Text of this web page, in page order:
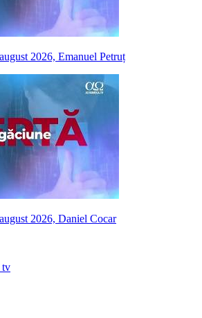
2026, Emanuel Petruț
2026, Daniel Cocar